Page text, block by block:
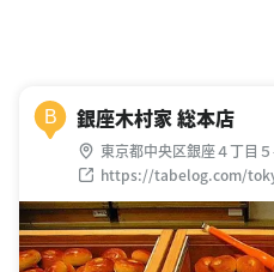
B 銀座木村家 総本店
東京都中央区銀座４丁目５
https://tabelog.com/